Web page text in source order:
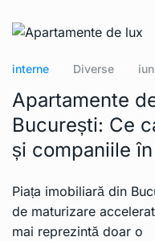
interne Diverse
Apartamente
București: Ce
și companiile
Piața imobiliară din
de maturizare
mai reprezintă doar o